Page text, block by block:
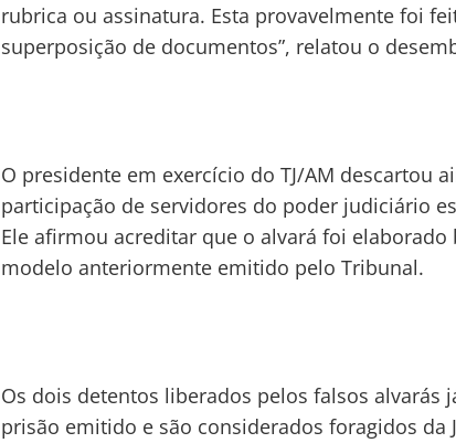
rubrica ou assinatura. Esta provavelmente foi
superposição de documentos”, relatou o
O presidente em exercício do TJ/AM descartou
participação de servidores do poder judiciário
Ele afirmou acreditar que o alvará foi elaborado
modelo anteriormente emitido pelo Tribunal.
Os dois detentos liberados pelos falsos alvarás
prisão emitido e são considerados foragidos da